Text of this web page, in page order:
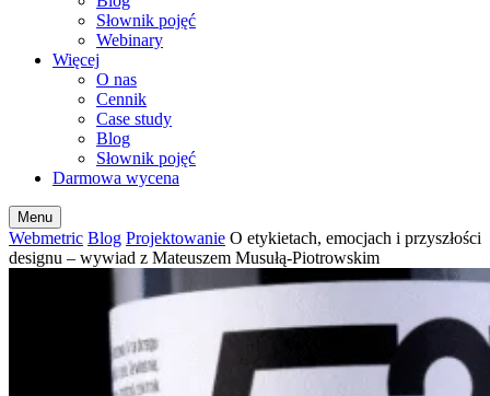
Słownik pojęć
Webinary
Więcej
O nas
Cennik
Case study
Blog
Słownik pojęć
Darmowa wycena
Menu
Webmetric Blog Projektowanie O etykietach, emocjach i przyszłości
designu – wywiad z Mateuszem Musułą-Piotrowskim